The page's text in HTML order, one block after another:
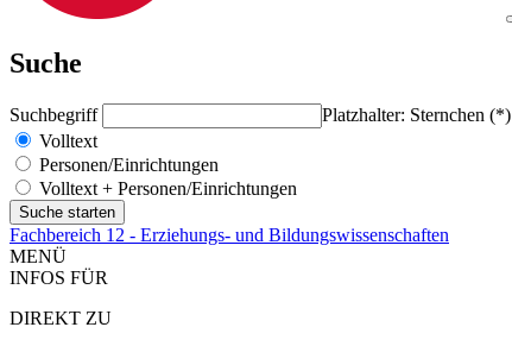
Suche
Suchbegriff
Platzhalter: Sternchen (*)
Volltext
Personen/Einrichtungen
Volltext + Personen/Einrichtungen
Fachbereich 12 - Erziehungs- und Bildungswissenschaften
MENÜ
INFOS FÜR
DIREKT ZU